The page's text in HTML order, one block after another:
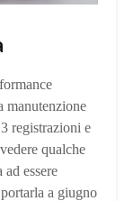
manutenzione
registrazioni e
qualche
essere
a giugno